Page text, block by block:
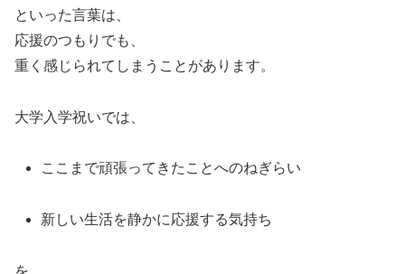
といった言葉は、
応援のつもりでも、
重く感じられてしまうことがあります。
大学入学祝いでは、
ここまで頑張ってきたことへのねぎらい
新しい生活を静かに応援する気持ち
を、